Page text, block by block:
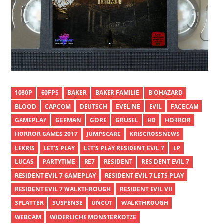
1080P 60FPS BAKER BAKER FAMILIE
BIOHAZARD
BLOOD
CAPCOM DEUTSCH EVELINE EVIL
FACECAM
GAMEPLAY
GERMAN GORE GRUSEL HD
HORROR
HORROR GAMES 2017
JUMPSCARE
KRISCROSSNEWS
LEKRIS
LET'S PLAY LET'S PLAY RESIDENT EVIL 7
LP
LUCAS
PARTYTIME RE7 RESIDENT
RESIDENT EVIL 7
RESIDENT EVIL 7 GAMEPLAY
RESIDENT EVIL 7 LETS PLAY
RESIDENT EVIL 7 WALKTHROUGH
RESIDENT EVIL VII
SPLATTER
SUSPENSE UNCUT
WALKTHROUGH
WEBCAM
WIDERLICHE MONSTERKOTZE